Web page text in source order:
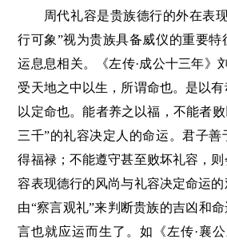
周代礼容是贵族德行的外在表现
行可象”视为贵族具备威仪的重要特
运息息相关。《左传·成公十三年》
受天地之中以生，所谓命也。是以有
以定命也。能者养之以福，不能者
三千”的礼容决定人的命运。君子
得福禄；不能遵守甚至败坏礼容，
容表现德行的风尚与礼容决定命运
由“察言观礼”来判断贵族的吉凶和
言也就应运而生了。如《左传·襄